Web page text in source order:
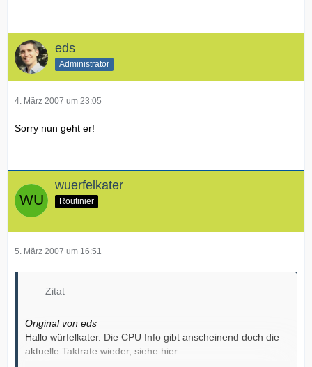
eds
Administrator
4. März 2007 um 23:05
Sorry nun geht er!
wuerfelkater
Routinier
5. März 2007 um 16:51
Zitat
Original von eds
Hallo würfelkater. Die CPU Info gibt anscheinend doch die
aktuelle Taktrate wieder, siehe hier: